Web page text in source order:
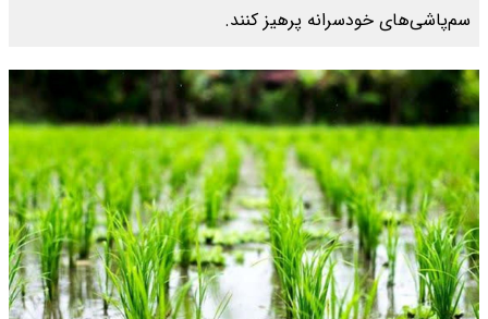
سم‌پاشی‌های خودسرانه پرهیز کنند.